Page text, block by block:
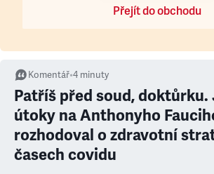
Přejít do obchodu
Komentář•4 minuty
Patříš před soud, doktůrku.
útoky na Anthonyho
rozhodoval o zdravotní
časech covidu